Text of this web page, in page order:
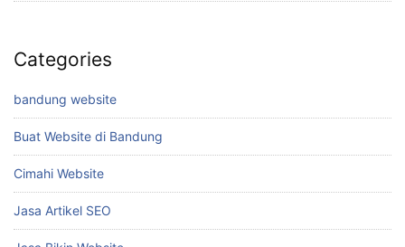
Categories
bandung website
Buat Website di Bandung
Cimahi Website
Jasa Artikel SEO